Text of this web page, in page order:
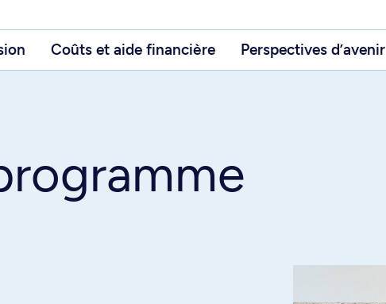
Coûts et aide financière Perspectives d’avenir